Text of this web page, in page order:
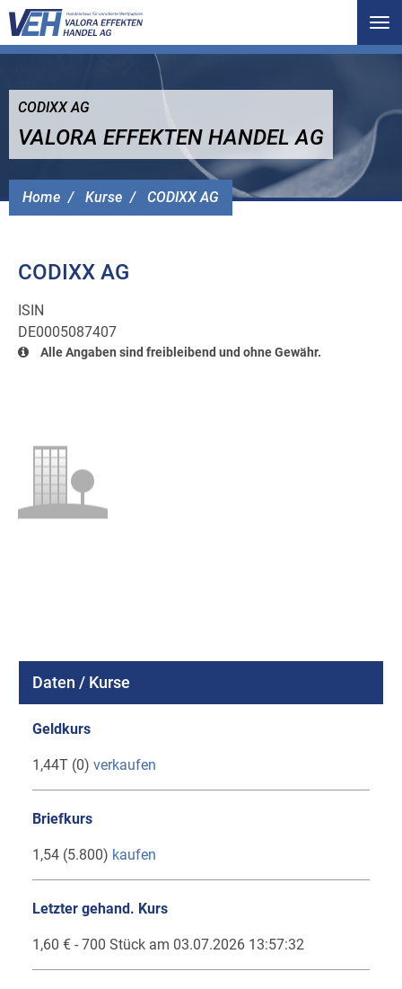
Home Kurse CODIXX AG
CODIXX AG
VALORA EFFEKTEN HANDEL AG
CODIXX AG
ISIN
DE0005087407
Alle Angaben sind freibleibend und ohne Gewähr.
Daten / Kurse
Geldkurs
1,44T (0) verkaufen
Briefkurs
1,54 (5.800) kaufen
Letzter gehand. Kurs
1,60 € - 700 Stück am 03.07.2026 13:57:32